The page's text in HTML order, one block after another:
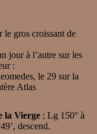
gros croissant de
jour à l’autre sur les
:
le 29 sur la
Atlas
la Vierge ; Lg 150° à
descend.